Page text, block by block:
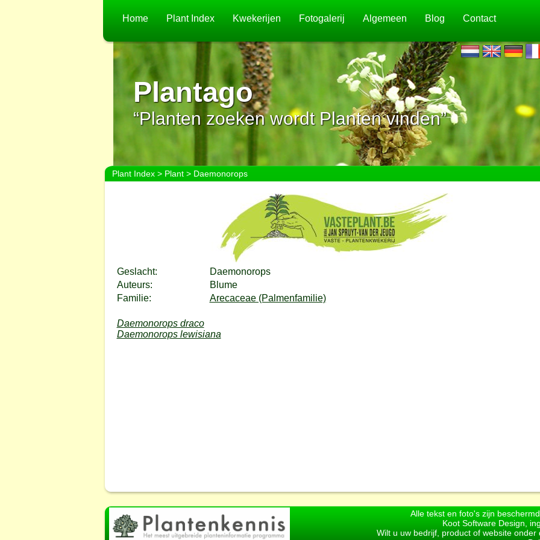
Home Plant Index Kwekerijen Fotogalerij Algemeen Blog Contact
Plantago
“Planten zoeken wordt Planten vinden”
Plant Index> Plant> Daemonorops
Geslacht:
Daemonorops
Auteurs:
Blume
Familie:
Arecaceae (Palmenfamilie)
Daemonorops draco
Daemonorops lewisiana
Alle tekst en foto's zijn
Koot Software Design,
Wilt u uw bedrijf, product of website